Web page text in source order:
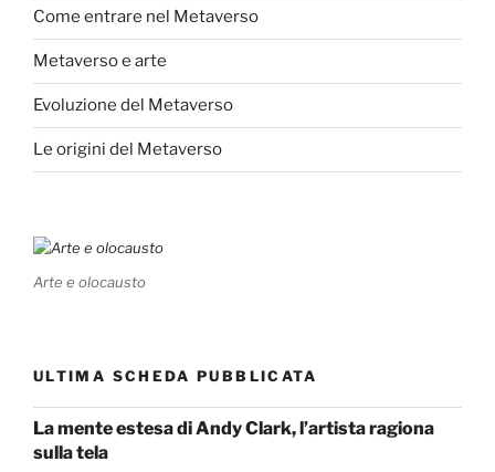
Come entrare nel Metaverso
Metaverso e arte
Evoluzione del Metaverso
Le origini del Metaverso
Arte e olocausto
ULTIMA SCHEDA PUBBLICATA
La mente estesa di Andy Clark, l’artista ragiona
sulla tela